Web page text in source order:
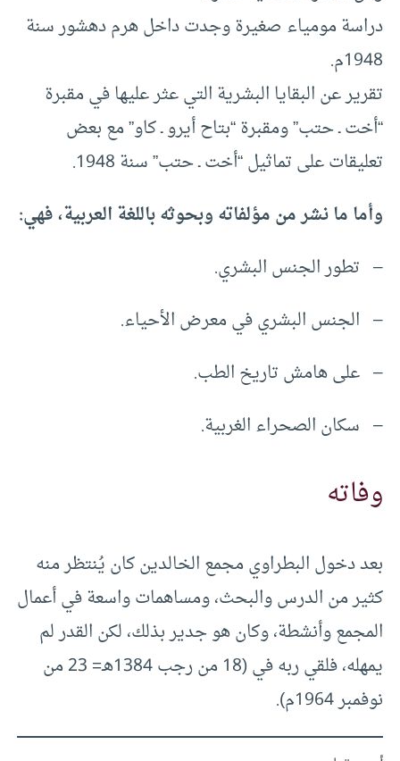
دراسة مومياء صغيرة وجدت داخل هرم دهشور سنة
1948م.
تقرير عن البقايا البشرية التي عثر عليها في مقبرة
“أخت ـ حتب” ومقبرة “بتاح أيرو ـ كاو” مع بعض
تعليقات على تماثيل “أخت ـ حتب” سنة 1948.
وأما ما نشر من مؤلفاته وبحوثه باللغة العربية، فهي:
– تطور الجنس البشري.
– الجنس البشري في معرض الأحياء.
– على هامش تاريخ الطب.
– سكان الصحراء الغربية.
وفاته
بعد دخول البطراوي مجمع الخالدين كان يُنتظر منه
كثير من الدرس والبحث، ومساهمات واسعة في أعمال
المجمع وأنشطة، وكان هو جدير بذلك، لكن القدر لم
يمهله، فلقي ربه في (18 من رجب 1384هـ= 23 من
نوفمبر 1964م).